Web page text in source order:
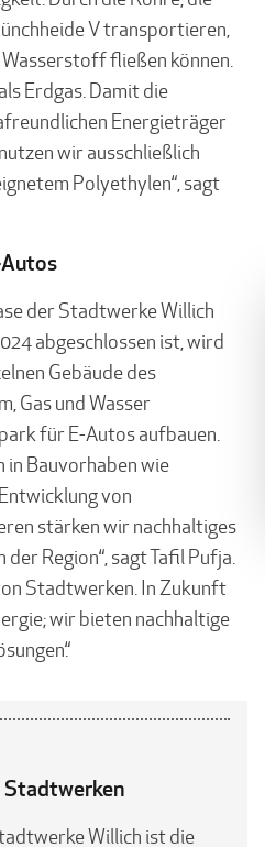
V transportieren,
fließen können.
Erdgas. Damit die
Energieträger
wir ausschließlich
Polyethylen“, sagt
der Stadtwerke Willich
abgeschlossen ist, wird
Gebäude des
Gas und Wasser
für E-Autos aufbauen.
in Bauvorhaben wie
von
stärken wir nachhaltiges
Region“, sagt Tafil Pufja.
Stadtwerken. In Zukunft
wir bieten nachhaltige
Stadtwerken
Willich ist die